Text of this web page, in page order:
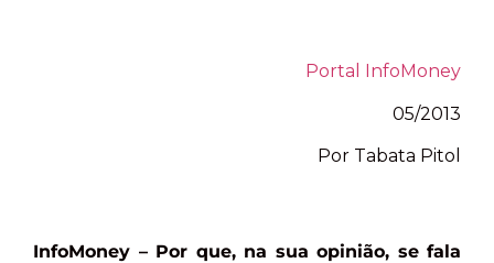
Portal InfoMoney
05/2013
Por Tabata Pitol
InfoMoney – Por que, na sua opinião, se fala